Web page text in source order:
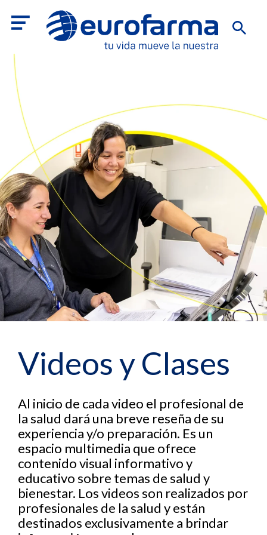
Videos y Clases
Al inicio de cada video el profesional de
la salud dará una breve reseña de su
experiencia y/o preparación. Es un
espacio multimedia que ofrece
contenido visual informativo y
educativo sobre temas de salud y
bienestar. Los videos son realizados por
profesionales de la salud y están
destinados exclusivamente a brindar